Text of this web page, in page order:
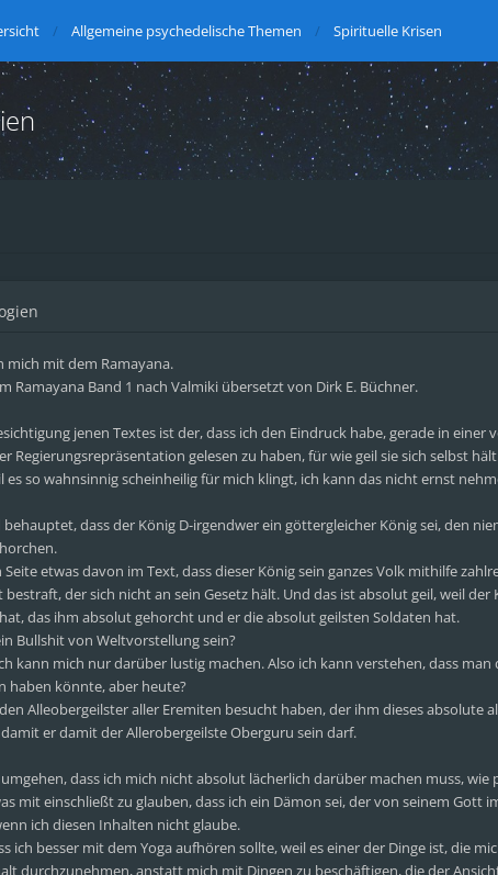
Allgemeine psychedelische Themen Spirituelle Krisen
mich mit dem Ramayana.
Ramayana Band 1 nach Valmiki übersetzt von Dirk E. Büchner.
jenen Textes ist der, dass ich den Eindruck habe, gerade in einer
Regierungsrepräsentation gelesen zu haben, für wie geil sie sich selbst
es so wahnsinnig scheinheilig für mich klingt, ich kann das nicht ernst
behauptet, dass der König D-irgendwer ein göttergleicher König sei, den
etwas davon im Text, dass dieser König sein ganzes Volk mithilfe
der sich nicht an sein Gesetz hält. Und das ist absolut geil, weil der
das ihm absolut gehorcht und er die absolut geilsten Soldaten hat.
Bullshit von Weltvorstellung sein?
kann mich nur darüber lustig machen. Also ich kann verstehen, dass
haben könnte, aber heute?
Alleobergeilster aller Eremiten besucht haben, der ihm dieses absolute
er damit der Allerobergeilste Oberguru sein darf.
dass ich mich nicht absolut lächerlich darüber machen muss,
mit einschließt zu glauben, dass ich ein Dämon sei, der von seinem Gott
ich diesen Inhalten nicht glaube.
ich besser mit dem Yoga aufhören sollte, weil es einer der Dinge ist, die
durchzunehmen, anstatt mich mit Dingen zu beschäftigen, die der